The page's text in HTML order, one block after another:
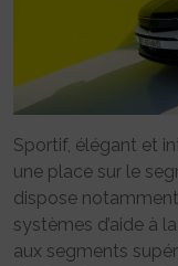
Sportif, élégant et
une place sur le
dispose
systèmes d’aide à
aux segments